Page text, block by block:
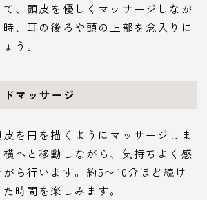
、頭皮を優しくマッサージしなが
、耳の後ろや頭の上部を念入りに
う。
マッサージ
を円を描くようにマッサージしま
へと移動しながら、気持ちよく感
ら行います。約5〜10分ほど続け
時間を楽しみます。